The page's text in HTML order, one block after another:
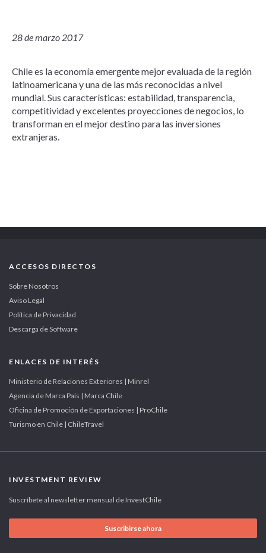
28 de marzo 2017
Chile es la economía emergente mejor evaluada de la región
latinoamericana y una de las más reconocidas a nivel
mundial. Sus características: estabilidad, transparencia,
competitividad y excelentes proyecciones de negocios, lo
transforman en el mejor destino para las inversiones
extranjeras.
ACCESOS DIRECTOS
Sobre Nosotros
Aviso Legal
Política de Privacidad
Descarga de Software
ENLACES DE INTERÉS
Ministerio de Relaciones Exteriores | Minrel
Agencia de Marca País | Marca Chile
Oficina de Promoción de Exportaciones | ProChile
Turismo en Chile | ChileTravel
INVESTMENT REVIEW
Suscríbete al newsletter mensual de InvestChile
Suscribirse ahora